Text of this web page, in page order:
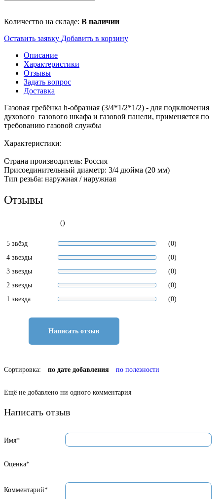
Количество на складе: В наличии
Оставить заявку Добавить в корзину
Описание
Характеристики
Отзывы
Задать вопрос
Доставка
Газовая гребёнка h-образная (3/4*1/2*1/2) - для подключения
духового газового шкафа и газовой панели, применяется по
требованию газовой службы
Характеристики:
Страна производитель: Россия
Присоединительный диаметр: 3/4 дюйма (20 мм)
Тип резьба: наружная / наружная
Отзывы
()
5 звёзд
(0)
4 звезды
(0)
3 звезды
(0)
2 звезды
(0)
1 звезда
(0)
Написать отзыв
Сортировка: по дате добавления по полезности
Ещё не добавлено ни одного комментария
Написать отзыв
Имя*
Оценка*
Комментарий*